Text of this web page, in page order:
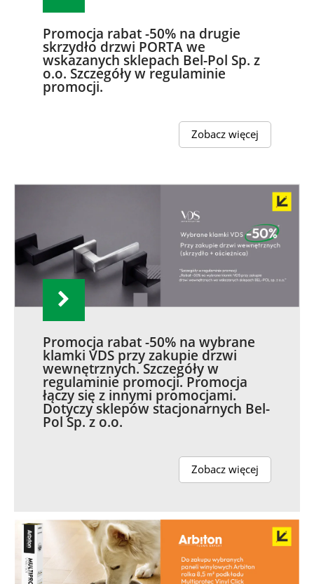
Promocja rabat -50% na drugie
skrzydło drzwi PORTA we
wskazanych sklepach Bel-Pol Sp. z
o.o. Szczegóły w regulaminie
promocji.
Zobacz więcej
Promocja rabat -50% na wybrane
klamki VDS przy zakupie drzwi
wewnętrznych. Szczegóły w
regulaminie promocji. Promocja
łączy się z innymi promocjami.
Dotyczy sklepów stacjonarnych Bel-
Pol Sp. z o.o.
Zobacz więcej